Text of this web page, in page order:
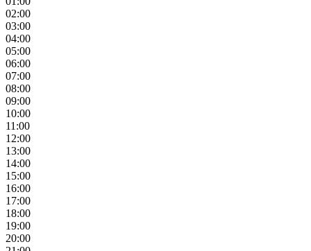
02:00
03:00
04:00
05:00
06:00
07:00
08:00
09:00
10:00
11:00
12:00
13:00
14:00
15:00
16:00
17:00
18:00
19:00
20:00